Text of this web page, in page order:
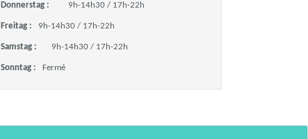
Donnerstag : 9h-14h30 / 17h-22h
Freitag : 9h-14h30 / 17h-22h
Samstag : 9h-14h30 / 17h-22h
Sonntag : Fermé